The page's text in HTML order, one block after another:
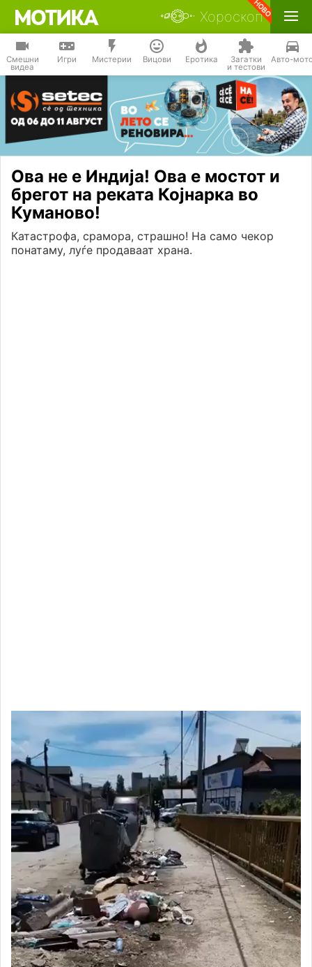
Хороскоп
Смешни
видеа
Игри Мистерии Вицови Еротика Загатки
и тестови
Авто-
Ова не е Индија! Ова е мостот и
брегот на реката Којнарка во
Куманово!
Катастрофа, срамора, страшно! На само чекор
понатаму, луѓе продаваат храна.